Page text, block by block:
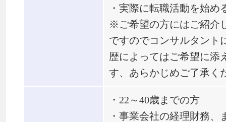
・実際に転職活動を始
※ご希望の方にはご紹介
ですのでコンサルタント
歴によってはご希望に添
す、あらかじめご了承く
・22～40歳までの方
・事業会社の経理財務